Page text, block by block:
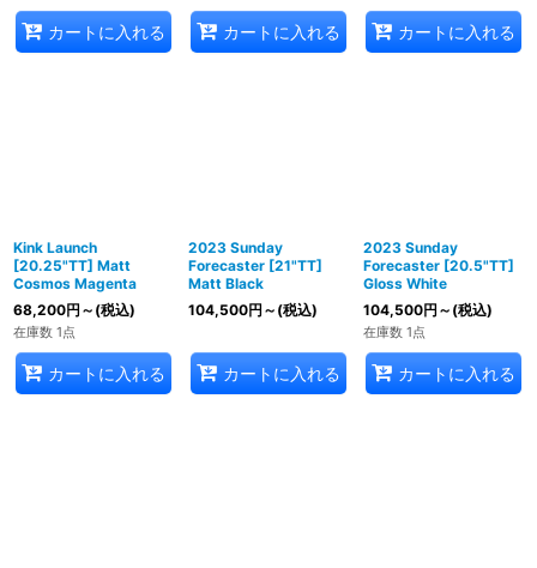
カートに入れる カートに入れる カートに入れる
Kink Launch
[20.25"TT] Matt
Cosmos Magenta
68,200円 ～ (税込)
在庫数 1点
カートに入れる
2023 Sunday
Forecaster [21"TT]
Matt Black
104,500円 ～ (税込)
カートに入れる
2023 Sunday
Forecaster [20.5"TT]
Gloss White
104,500円 ～ (税込)
在庫数 1点
カートに入れる